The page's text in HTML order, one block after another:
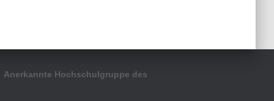
Anerkannte Hochschulgruppe des